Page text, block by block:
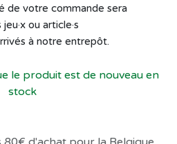
de votre commande sera
ou article·s
à notre entrepôt.
le produit est de nouveau en
stock